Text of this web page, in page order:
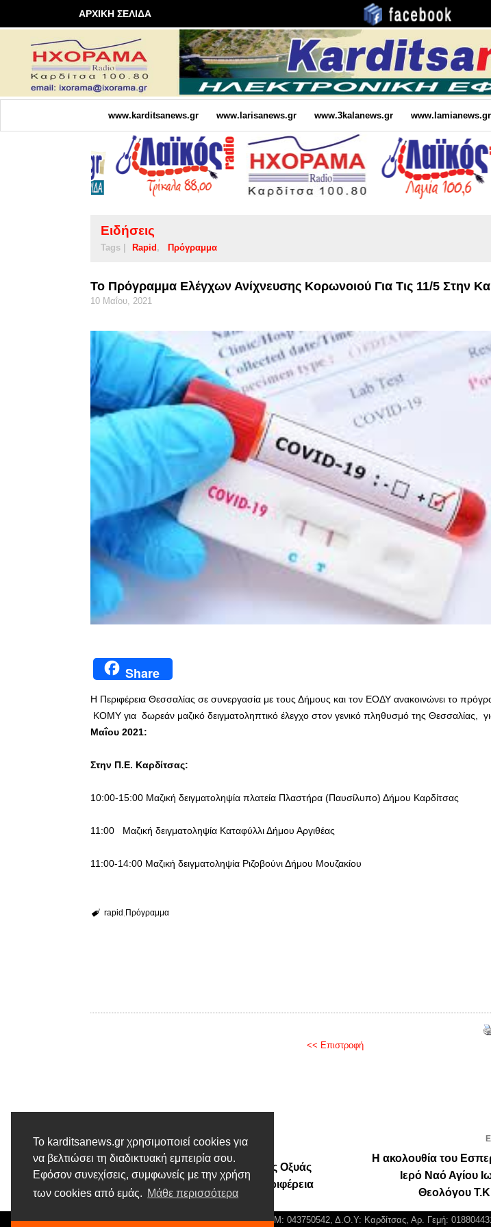
Το karditsanews.gr χρησιμοποιεί cookies για
να βελτιώσει τη διαδικτυακή εμπειρία σου.
Εφόσον συνεχίσεις, συμφωνείς με την χρήση
των cookies από εμάς. Μάθε περισσότερα
ΑΡΧΙΚΗ ΣΕΛΙΔΑ
www.karditsanews.gr www.larisanews.gr www.3kalanews.gr www.lamianews.gr
Ειδήσεις
Tags | Rapid Πρόγραμμα
Το Πρόγραμμα Ελέγχων Ανίχνευσης Κορωνοιού Για Τις 11/5 Στην
10 Μαΐου, 2021
Share
Η Περιφέρεια Θεσσαλίας σε συνεργασία με τους Δήμους και τον ΕΟΔΥ ανακοινώνει το
ΚΟΜΥ για δωρεάν μαζικό δειγματοληπτικό έλεγχο στον γενικό πληθυσμό της Θεσσαλίας,
Μαΐου 2021:
Στην Π.Ε. Καρδίτσας:
10:00-15:00 Μαζική δειγματοληψία πλατεία Πλαστήρα (Παυσίλυπο) Δήμου Καρδίτσας
11:00 Μαζική δειγματοληψία Καταφύλλι Δήμου Αργιθέας
11:00-14:00 Μαζική δειγματοληψία Ριζοβούνι Δήμου Μουζακίου
rapid Πρόγραμμα
<< Επιστροφή
Προηγούμενο άρθρο
Την ιστορική Ι. Μ. Αγ. Τριάδας Οξυάς
Μουζακίου αναδεικνύει η Περιφέρεια
Η ακολουθία του
Ιερό Ναό Αγίου
Θεολόγου
© Karditsa News | Διακριτικός Τίτλος: Orion Media, ΑΦΜ: 043750542, Δ.Ο.Υ: Καρδίτσας, Αρ. Γεμή: